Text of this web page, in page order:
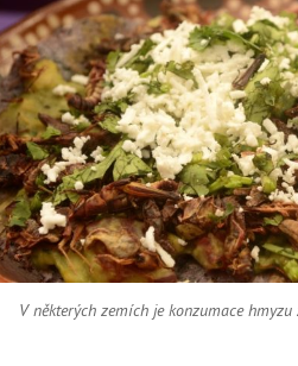
V některých zemích je konzumace hmyzu